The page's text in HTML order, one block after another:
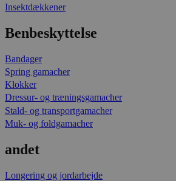
Insektdækkener
Benbeskyttelse
Bandager
Spring gamacher
Klokker
Dressur- og træningsgamacher
Stald- og transportgamacher
Muk- og foldgamacher
andet
Longering og jordarbejde